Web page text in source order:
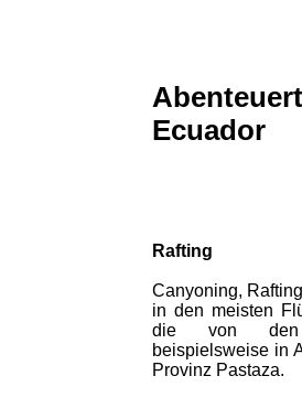
Ecuador
Rafting
Canyoning,
in den meisten
die von den
beispielsweise in
Provinz Pastaza.